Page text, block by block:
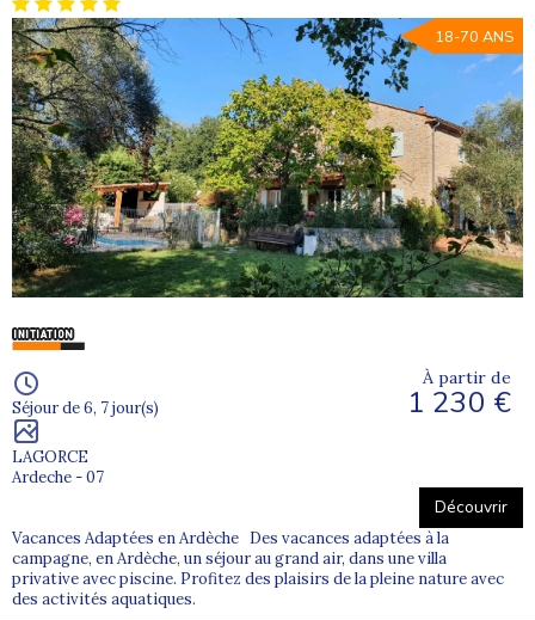
18-70 ANS
Séjour de 6, 7 jour(s)
LAGORCE
Ardeche - 07
À partir de
1 230 €
Découvrir
Vacances Adaptées en Ardèche Des vacances adaptées à la
campagne, en Ardèche, un séjour au grand air, dans une villa
privative avec piscine. Profitez des plaisirs de la pleine nature avec
des activités aquatiques.